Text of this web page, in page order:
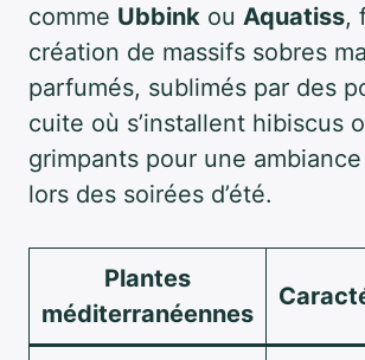
comme Ubbink ou Aquatiss,
création de massifs sobres
parfumés, sublimés par des
cuite où s’installent hibiscus
grimpants pour une
lors des soirées d’été.
Plantes
méditerranéennes